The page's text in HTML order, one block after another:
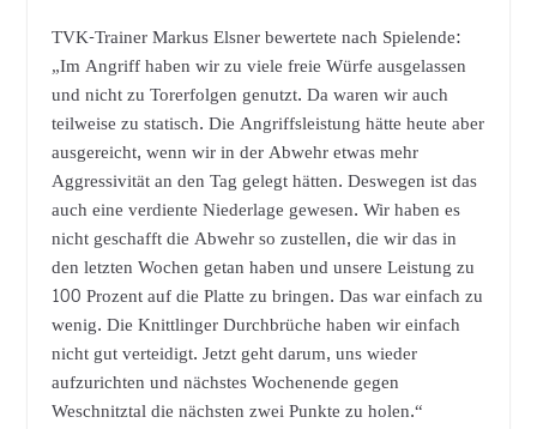
TVK-Trainer Markus Elsner bewertete nach Spielende:
„Im Angriff haben wir zu viele freie Würfe ausgelassen
und nicht zu Torerfolgen genutzt. Da waren wir auch
teilweise zu statisch. Die Angriffsleistung hätte heute aber
ausgereicht, wenn wir in der Abwehr etwas mehr
Aggressivität an den Tag gelegt hätten. Deswegen ist das
auch eine verdiente Niederlage gewesen. Wir haben es
nicht geschafft die Abwehr so zustellen, die wir das in
den letzten Wochen getan haben und unsere Leistung zu
100 Prozent auf die Platte zu bringen. Das war einfach zu
wenig. Die Knittlinger Durchbrüche haben wir einfach
nicht gut verteidigt. Jetzt geht darum, uns wieder
aufzurichten und nächstes Wochenende gegen
Weschnitztal die nächsten zwei Punkte zu holen.“